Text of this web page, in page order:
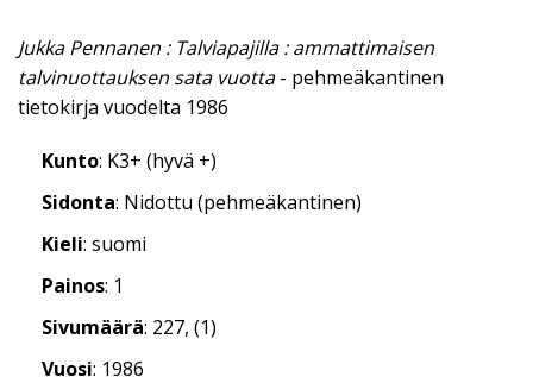
Jukka Pennanen : Talviapajilla : ammattimaisen
talvinuottauksen sata vuotta- pehmeäkantinen
tietokirja vuodelta 1986
Kunto: K3+ (hyvä +)
Sidonta: Nidottu (pehmeäkantinen)
Kieli: suomi
Painos: 1
Sivumäärä: 227, (1)
Vuosi: 1986